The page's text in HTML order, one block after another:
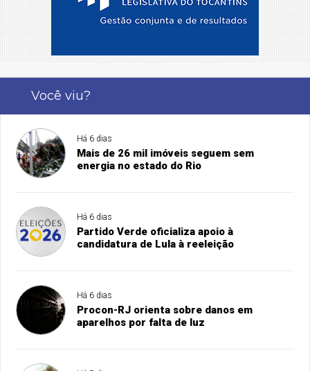
Você viu?
Há 6 dias
Mais de 26 mil imóveis seguem sem
energia no estado do Rio
Há 6 dias
Partido Verde oficializa apoio à
candidatura de Lula à reeleição
Há 6 dias
Procon-RJ orienta sobre danos em
aparelhos por falta de luz